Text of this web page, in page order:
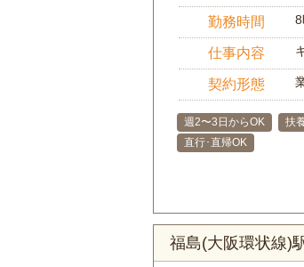
勤務時間
仕事内容
契約形態
週2〜3日からOK 扶
直行･直帰OK
福島(大阪環状線)